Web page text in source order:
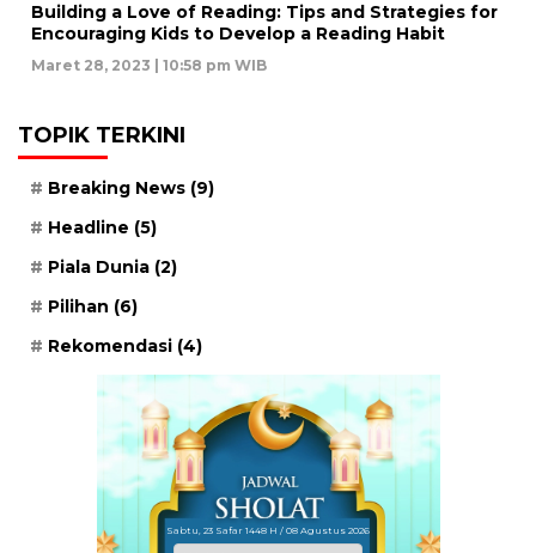
Building a Love of Reading: Tips and Strategies for
Encouraging Kids to Develop a Reading Habit
Maret 28, 2023 | 10:58 pm WIB
TOPIK TERKINI
Breaking News (9)
Headline (5)
Piala Dunia (2)
Pilihan (6)
Rekomendasi (4)
Sabtu, 23 Safar 1448 H / 08 Agustus 2026